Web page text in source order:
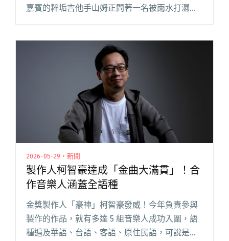
嘉賓的粹垢吉他手山姆正問著一名被雨水打濕、
狼狽蹲踞著、正在整理舞台音響線材的舞台工作
義上是舞台工作人員，實閱讀全文 "做一個活到
最後的Final壞のGirl：ana"
2026-05-29・新聞
製作人柯智豪達成「金曲大滿貫」！合
作音樂人涵蓋全語種
金獎製作人「豪神」柯智豪發威！今年負責參與
製作的作品，就有多達 5 組音樂人成功入圍，語
種遍及華語、台語、客語、原住民語，可說是意